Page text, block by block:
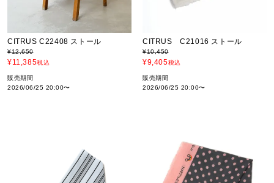
CITRUS C22408 ストール
¥12,650
¥11,385税込
販売期間
2026/06/25 20:00〜
CITRUS C21016 ストール
¥10,450
¥9,405税込
販売期間
2026/06/25 20:00〜